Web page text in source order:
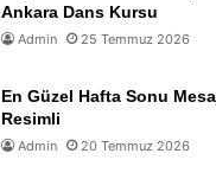
Ankara Dans Kursu
Admin 25 Temmuz 2026
En Güzel Hafta Sonu
Resimli
Admin 20 Temmuz 2026